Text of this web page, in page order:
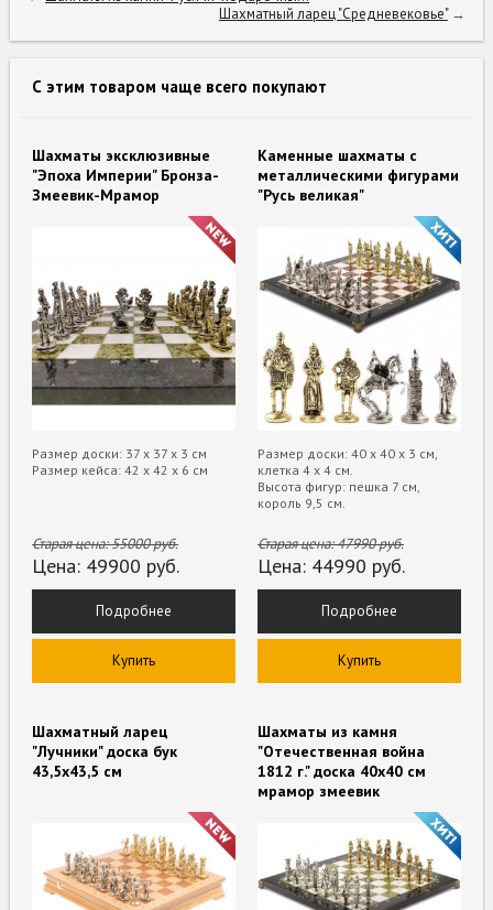
Шахматный ларец "Средневековье"→
С этим товаром чаще всего покупают
Шахматы эксклюзивные
"Эпоха Империи" Бронза-
Змеевик-Мрамор
Размер доски: 37 х 37 х 3 см
Размер кейса: 42 х 42 х 6 см
Старая цена:55000руб.
Цена: 49900 руб.
Подробнее
Купить
Каменные шахматы с
металлическими фигурами
"Русь великая"
Размер доски: 40 х 40 х 3 см,
клетка 4 х 4 см.
Высота фигур: пешка 7 см,
король 9,5 см.
Старая цена:47990руб.
Цена: 44990 руб.
Подробнее
Купить
Шахматный ларец
"Лучники" доска бук
43,5х43,5 см
Шахматы из камня
"Отечественная война
1812 г." доска 40х40 см
мрамор змеевик